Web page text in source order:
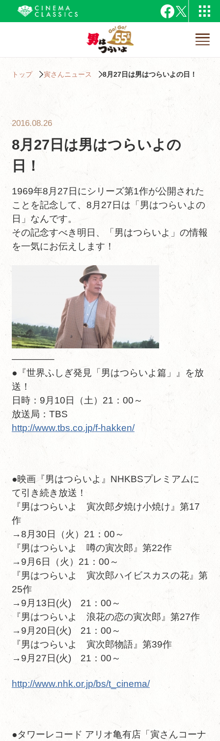
トップ 寅さんニュース 8月27日は男はつらいよの日！
2016.08.26
8月27日は男はつらいよの
日！
1969年8月27日にシリーズ第1作が公開された
ことを記念して、8月27日は「男はつらいよの
日」なんです。
その記念すべき明日、「男はつらいよ」の情報
を一気にお伝えします！
————–
●『世界ふしぎ発見「男はつらいよ篇」』を放
送！
日時：9月10日（土）21：00～
放送局：TBS
http://www.tbs.co.jp/f-hakken/
●映画『男はつらいよ』NHKBSプレミアムに
て引き続き放送！
『男はつらいよ 寅次郎夕焼け小焼け』第17
作
→8月30日（火）21：00～
『男はつらいよ 噂の寅次郎』第22作
→9月6日（火）21：00～
『男はつらいよ 寅次郎ハイビスカスの花』第
25作
→9月13日(火) 21：00～
『男はつらいよ 浪花の恋の寅次郎』第27作
→9月20日(火) 21：00～
『男はつらいよ 寅次郎物語』第39作
→9月27日(火) 21：00～
http://www.nhk.or.jp/bs/t_cinema/
●タワーレコード アリオ亀有店「寅さんコーナ